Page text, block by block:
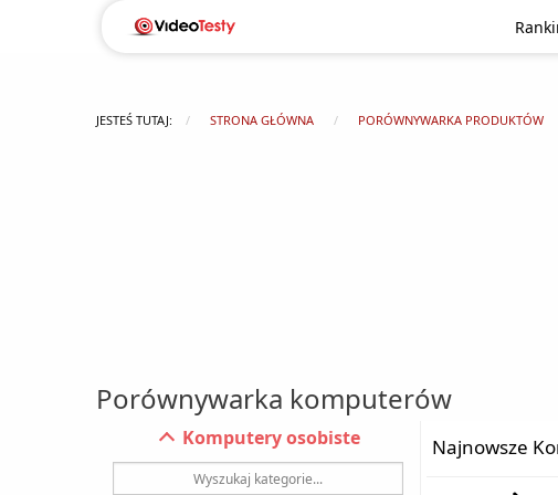
JESTEŚ TUTAJ: STRONA GŁÓWNA PORÓWNYWARKA PRODUKTÓW
Porównywarka komputerów
Komputery osobiste Najnowsze